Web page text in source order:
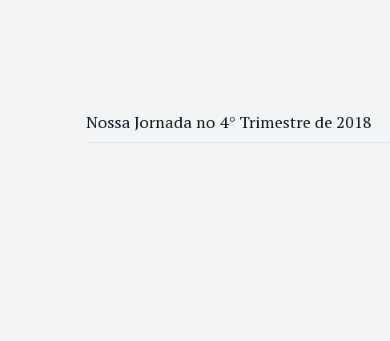
Nossa Jornada no 4° Trimestre de 2018